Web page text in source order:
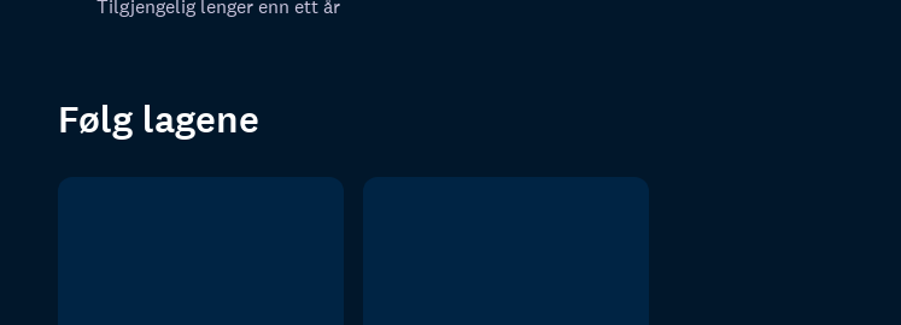
Tilgjengelig lenger enn ett år
Følg lagene